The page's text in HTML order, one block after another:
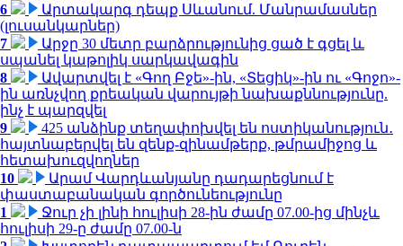
6
Արտակարգ դեպք Սևանում. Մանրամասներ
(լուսանկարներ)
7
Արջը 30 մետր բարձրությունից ցած է գցել և
սպանել կաթոլիկ սարկավագին
8
Ավարտվել է «Գող Բջե»-ին, «Տեցիկ»-ին ու «Գոջո»-
ին առնչվող քրեական վարույթի նախաքննությունը.
ինչ է պարզվել
9
425 անձինք տեղափոխվել են ոստիկանություն․
հայտնաբերվել են զենք-զինամթերք, թմրամիջոց և
հետախուզվողներ
10
Արամ Վարդևանյանը դադարեցնում է
փաստաբանական գործունեությունը
1
Ջուր չի լինի հուլիսի 28-ին ժամը 07.00-ից մինչև
հուլիսի 29-ը ժամը 07.00-ն